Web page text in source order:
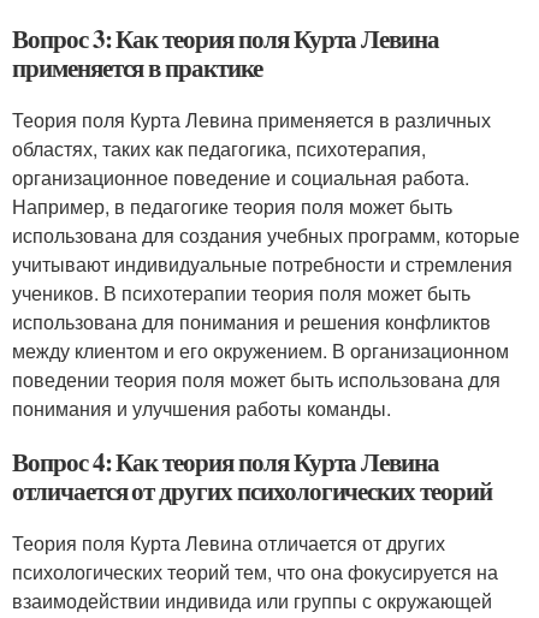
Вопрос 3: Как теория поля Курта Левина
применяется в практике
Теория поля Курта Левина применяется в различных
областях, таких как педагогика, психотерапия,
организационное поведение и социальная работа.
Например, в педагогике теория поля может быть
использована для создания учебных программ, которые
учитывают индивидуальные потребности и стремления
учеников. В психотерапии теория поля может быть
использована для понимания и решения конфликтов
между клиентом и его окружением. В организационном
поведении теория поля может быть использована для
понимания и улучшения работы команды.
Вопрос 4: Как теория поля Курта Левина
отличается от других психологических теорий
Теория поля Курта Левина отличается от других
психологических теорий тем, что она фокусируется на
взаимодействии индивида или группы с окружающей